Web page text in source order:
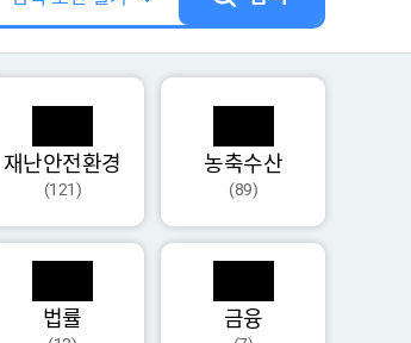
재난안전환경
(121)
농축수산
(89)
법률 금융